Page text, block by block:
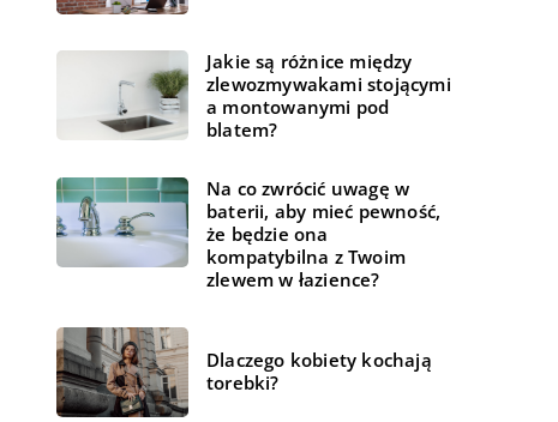
Jakie są różnice między
zlewozmywakami stojącymi
a montowanymi pod
blatem?
Na co zwrócić uwagę w
baterii, aby mieć pewność,
że będzie ona
kompatybilna z Twoim
zlewem w łazience?
Dlaczego kobiety kochają
torebki?